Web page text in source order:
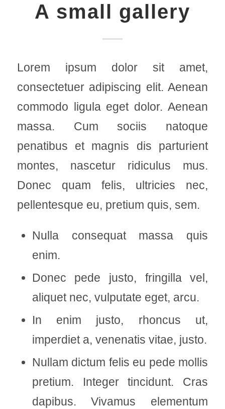
A small gallery
Lorem ipsum dolor sit amet,
consectetuer adipiscing elit. Aenean
commodo ligula eget dolor. Aenean
massa. Cum sociis natoque
penatibus et magnis dis parturient
montes, nascetur ridiculus mus.
Donec quam felis, ultricies nec,
pellentesque eu, pretium quis, sem.
Nulla consequat massa quis
enim.
Donec pede justo, fringilla vel,
aliquet nec, vulputate eget, arcu.
In enim justo, rhoncus ut,
imperdiet a, venenatis vitae, justo.
Nullam dictum felis eu pede mollis
pretium. Integer tincidunt. Cras
dapibus. Vivamus elementum